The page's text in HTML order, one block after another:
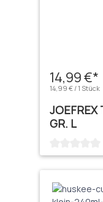
14,99 €*
14,99 € / 1 Stück
JOEFREX
GR. L